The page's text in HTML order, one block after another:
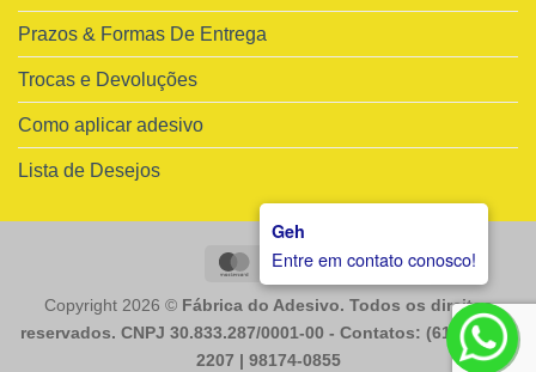
Geh
Entre em contato conosco!
Prazos & Formas De Entrega
Trocas e Devoluções
Como aplicar adesivo
Lista de Desejos
MasterCardVisa
Copyright 2026 © Fábrica do Adesivo. Todos os direitos
reservados. CNPJ 30.833.287/0001-00 - Contatos: (61) 98225-
2207 | 98174-0855